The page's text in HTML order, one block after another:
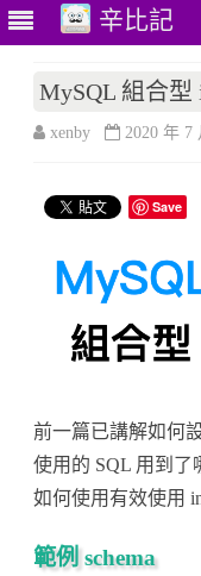
辛比記
MySQL 組合型
xenby 2020 年 7
Save
前一篇已講解如何
使用的 SQL 用到了
如何使用有效使用
範例 schema